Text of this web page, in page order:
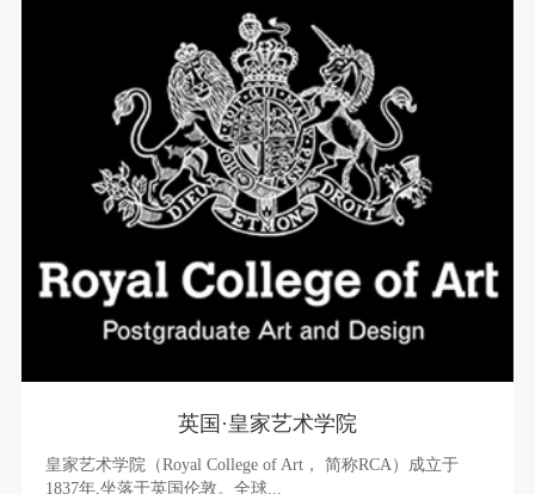
英国·皇家艺术学院
皇家艺术学院（Royal College of Art， 简称RCA）成立于
1837年,坐落于英国伦敦。全球...